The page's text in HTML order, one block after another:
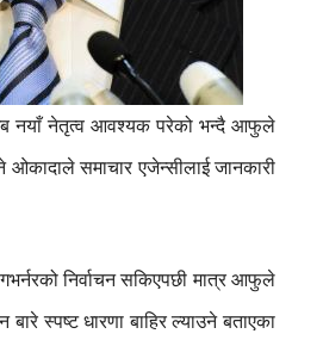
अब नयाँ नेतृत्व आवश्यक परेको भन्दै आफुले
ओकादाले समाचार एजेन्सीलाई जानकारी
निर्वाचन सकिएपछी मात्र आफुले
बारे स्पष्ट धारणा बाहिर ल्याउने बताएका